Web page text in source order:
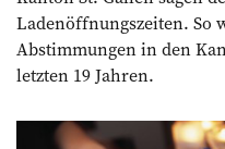
Ladenöffnungszeiten. So
Abstimmungen in den
letzten 19 Jahren.